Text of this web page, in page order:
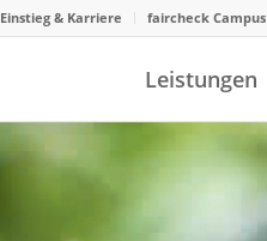
Einstieg & Karriere faircheck Campus
Leistungen